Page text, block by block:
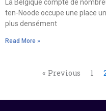
La Belgique compte de
ten-Noode occupe une place
plus densément
Read More »
« Previous 1